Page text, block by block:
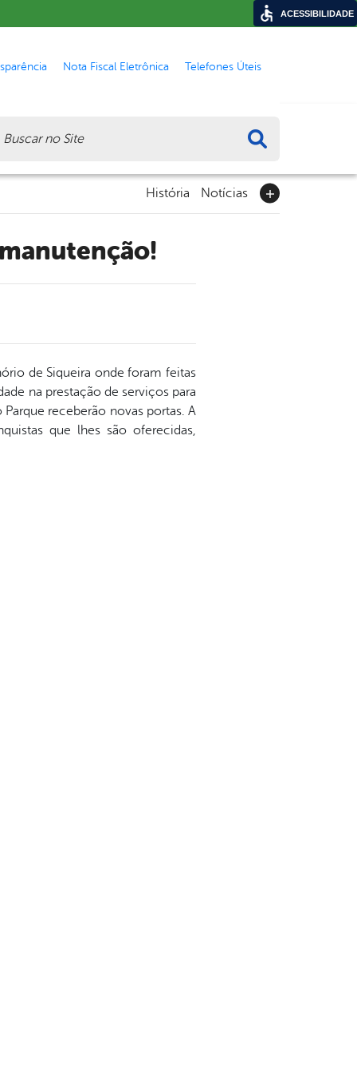
Nota Fiscal Eletrônica Telefones Úteis
História Notícias
de Siqueira onde foram feitas
na prestação de serviços para
receberão novas portas. A
que lhes são oferecidas,
ACESSIBILIDADE